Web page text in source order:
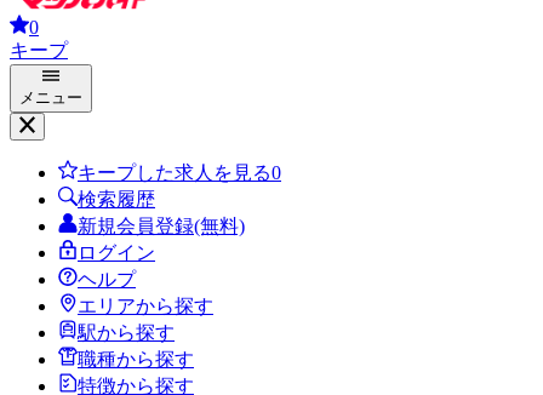
0
キープ
メニュー
キープした求人を見る0
検索履歴
新規会員登録(無料)
ログイン
ヘルプ
エリアから探す
駅から探す
職種から探す
特徴から探す